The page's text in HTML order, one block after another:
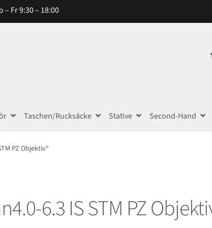
– Fr 9:30 – 18:00
Taschen/Rucksäcke Stative Second-Hand
PZ Objektiv“
6.3 IS STM PZ